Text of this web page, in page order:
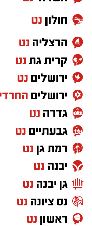
במקביל, כמעט מדי
על לוחם שנהרג או
למעגל השכול ועל
להגן על כולנו.
ואז אני שואלת
האם כולנו באמת
למדינה?
אני לא כותבת
שאפשר לשפוט
אמירותיהם של חלק
שמתגייסים, עובדים
שמתנגדים לכך.
כל כך רגישה, אסור